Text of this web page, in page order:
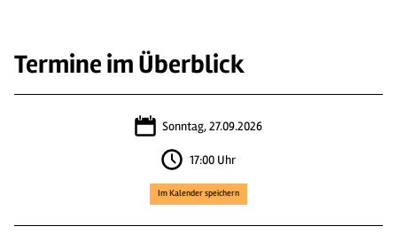
Termine im Überblick
Sonntag, 27.09.2026
17:00 Uhr
Im Kalender speichern